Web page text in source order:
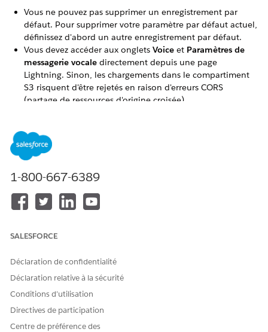
Vous ne pouvez pas supprimer un enregistrement par
défaut. Pour supprimer votre paramètre par défaut actuel,
définissez d'abord un autre enregistrement par défaut.
Vous devez accéder aux onglets Voice et Paramètres de
messagerie vocale directement depuis une page
Lightning. Sinon, les chargements dans le compartiment
S3 risquent d'être rejetés en raison d'erreurs CORS
(partage de ressources d'origine croisée).
et un canal mono. Cela évite les problèmes de lecture tels
que le son déformé ou robotisé.
CET ARTICLE A-T-IL RÉSOLU VOTRE PROBLÈME ?
1-800-667-6389
SALESFORCE
Déclaration de confidentialité
Déclaration relative à la sécurité
Conditions d’utilisation
Directives de participation
Centre de préférence des